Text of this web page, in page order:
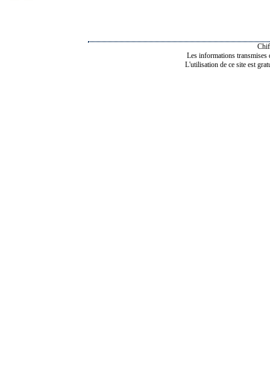
Les informations transmises
L'utilisation de ce site est